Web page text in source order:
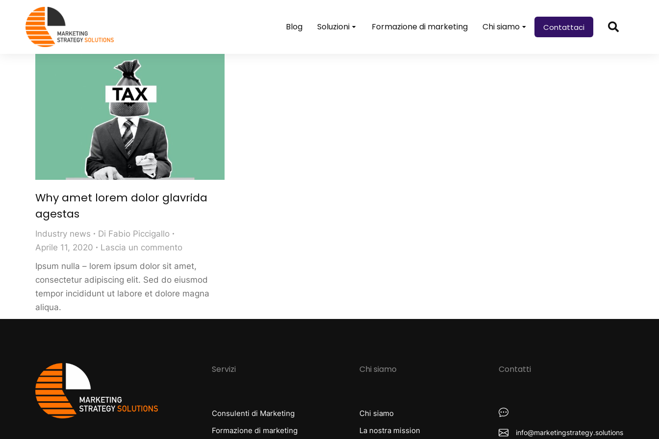
Blog Soluzioni Formazione di marketing Chi siamo Contattaci
Why amet lorem dolor glavrida
agestas
Industry news Di Fabio Piccigallo
Aprile 11, 2020
Lascia un commento
Ipsum nulla – lorem ipsum dolor sit amet,
consectetur adipiscing elit. Sed do eiusmod
tempor incididunt ut labore et dolore magna
aliqua.
Servizi
Consulenti di Marketing
Formazione di marketing
Chi siamo
Chi siamo
La nostra mission
Contatti
info@marketingstrategy.solutions